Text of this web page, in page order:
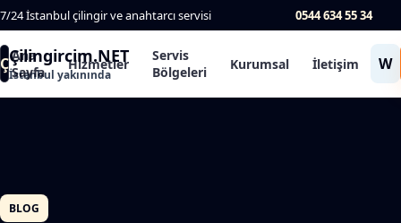
7/24 İstanbul çilingir ve anahtarcı servisi 0544 634 55 34
ÇÇilingircim.NET
İstanbul yakınında
Ana
Sayfa
Hizmetler
Servis
Bölgeleri
Kurumsal İletişim W
BLOG